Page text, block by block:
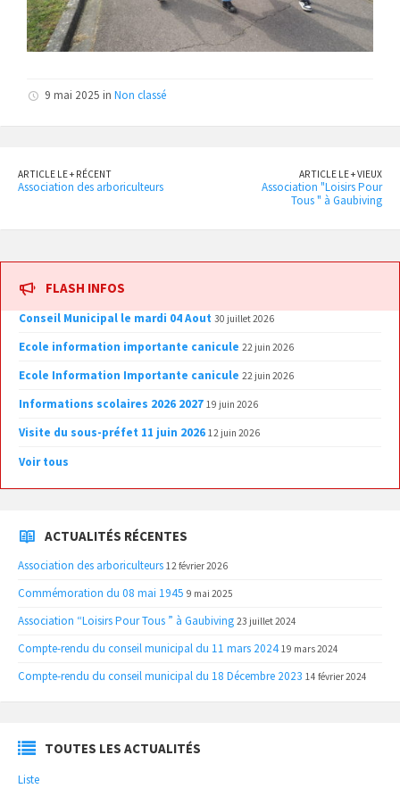
9 mai 2025 in Non classé
ARTICLE LE + RÉCENT
Association des arboriculteurs
ARTICLE LE + VIEUX
Association "Loisirs Pour
Tous " à Gaubiving
FLASH INFOS
Conseil Municipal le mardi 04 Aout 30 juillet 2026
Ecole information importante canicule 22 juin 2026
Ecole Information Importante canicule 22 juin 2026
Informations scolaires 2026 2027 19 juin 2026
Visite du sous-préfet 11 juin 2026 12 juin 2026
Voir tous
ACTUALITÉS RÉCENTES
Association des arboriculteurs 12 février 2026
Commémoration du 08 mai 1945 9 mai 2025
Association “Loisirs Pour Tous ” à Gaubiving 23 juillet 2024
Compte-rendu du conseil municipal du 11 mars 2024 19 mars 2024
Compte-rendu du conseil municipal du 18 Décembre 2023 14 février 2024
TOUTES LES ACTUALITÉS
Liste